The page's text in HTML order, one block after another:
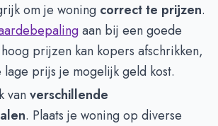
om je woning correct te prijzen.
aan bij een goede
prijzen kan kopers afschrikken,
prijs je mogelijk geld kost.
vanverschillende
. Plaats je woning op diverse